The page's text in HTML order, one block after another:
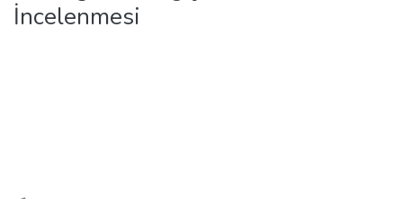
İncelenmesi